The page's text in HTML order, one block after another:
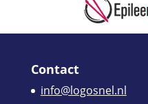
Contact
info@logosnel.nl